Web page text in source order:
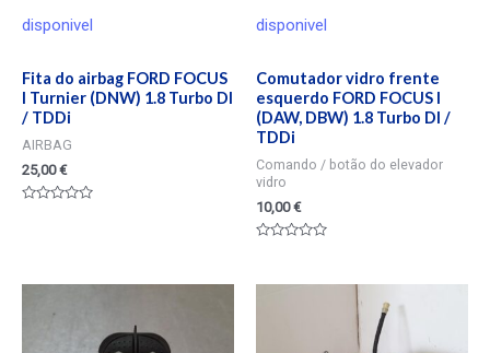
disponivel
Fita do airbag FORD FOCUS
I Turnier (DNW) 1.8 Turbo DI
/ TDDi
AIRBAG
25,00€
disponivel
Comutador vidro frente
esquerdo FORD FOCUS I
(DAW, DBW) 1.8 Turbo DI /
TDDi
Comando / botão do elevador
vidro
10,00€